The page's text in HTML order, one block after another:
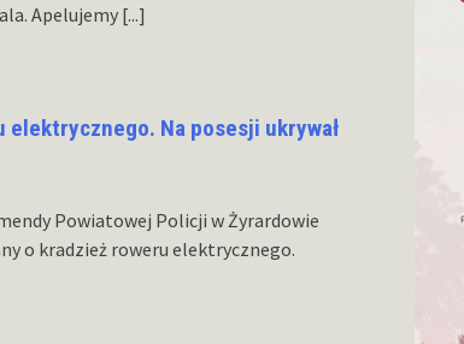
Apelujemy [...]
Na posesji ukrywał
Powiatowej Policji w Żyrardowie
o kradzież roweru elektrycznego.